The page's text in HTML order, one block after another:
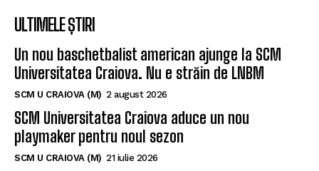
ULTIMELE ȘTIRI
Un nou baschetbalist american ajunge la SCM
Universitatea Craiova. Nu e străin de LNBM
SCM U CRAIOVA (M) 2 august 2026
SCM Universitatea Craiova aduce un nou
playmaker pentru noul sezon
SCM U CRAIOVA (M) 21 iulie 2026